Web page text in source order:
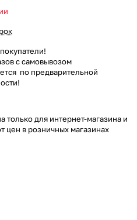
с самовывозом
по предварительной
только для интернет-магазина и
цен в розничных магазинах